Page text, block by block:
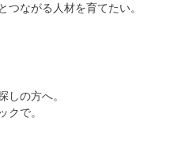
ながる人材を育てたい。
しの方へ。
クで。